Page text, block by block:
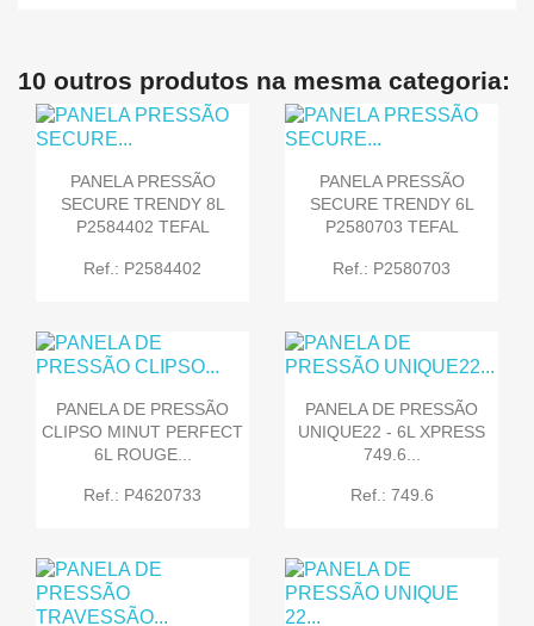
10 outros produtos na mesma categoria:
PANELA PRESSÃO
SECURE TRENDY 8L
P2584402 TEFAL
Ref.: P2584402
PANELA PRESSÃO
SECURE TRENDY 6L
P2580703 TEFAL
Ref.: P2580703
PANELA DE PRESSÃO
CLIPSO MINUT PERFECT
6L ROUGE...
Ref.: P4620733
PANELA DE PRESSÃO
UNIQUE22 - 6L XPRESS
749.6...
Ref.: 749.6